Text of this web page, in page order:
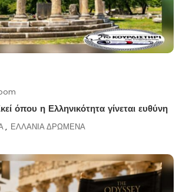
όπου η Ελληνικότητα γίνεται ευθύνη
, ΕΛΛΑΝΙΑ ΔΡΩΜΕΝΑ